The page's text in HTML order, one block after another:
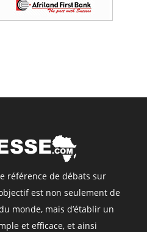
référence de débats sur
est non seulement de
monde, mais d’établir un
et efficace, et ainsi